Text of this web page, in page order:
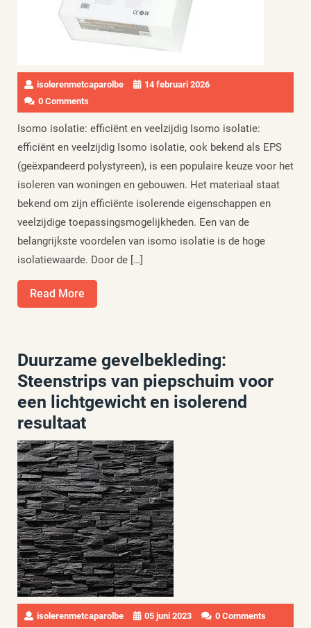
isolerenmetcaparolbe
14 februari 2026
0 Comments
Isomo isolatie: efficiënt en veelzijdig Isomo isolatie:
efficiënt en veelzijdig Isomo isolatie, ook bekend als EPS
(geëxpandeerd polystyreen), is een populaire keuze voor het
isoleren van woningen en gebouwen. Het materiaal staat
bekend om zijn efficiënte isolerende eigenschappen en
veelzijdige toepassingsmogelijkheden. Een van de
belangrijkste voordelen van isomo isolatie is de hoge
isolatiewaarde. Door de […]
Read More
More
Duurzame gevelbekleding:
Steenstrips van piepschuim voor
een lichtgewicht en isolerend
resultaat
isolerenmetcaparolbe 05 juni 2023 0 Comments